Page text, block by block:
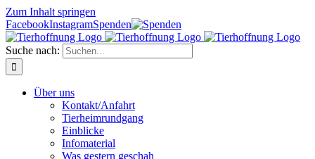
Zum Inhalt springen
FacebookInstagramSpenden
Suche nach:
Über uns
Kontakt/Anfahrt
Tierheimrundgang
Einblicke
Infomaterial
Was gestern geschah